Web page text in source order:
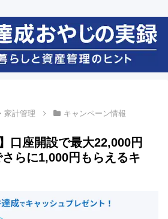
家計管理 キャンペーン情報
口座開設で最大22,000円
らに1,000円もらえるキ